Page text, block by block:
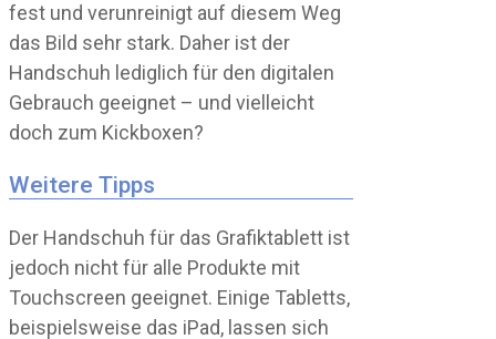
fest und verunreinigt auf diesem Weg
das Bild sehr stark. Daher ist der
Handschuh lediglich für den digitalen
Gebrauch geeignet – und vielleicht
doch zum Kickboxen?
Weitere Tipps
Der Handschuh für das Grafiktablett ist
jedoch nicht für alle Produkte mit
Touchscreen geeignet. Einige Tabletts,
beispielsweise das iPad, lassen sich